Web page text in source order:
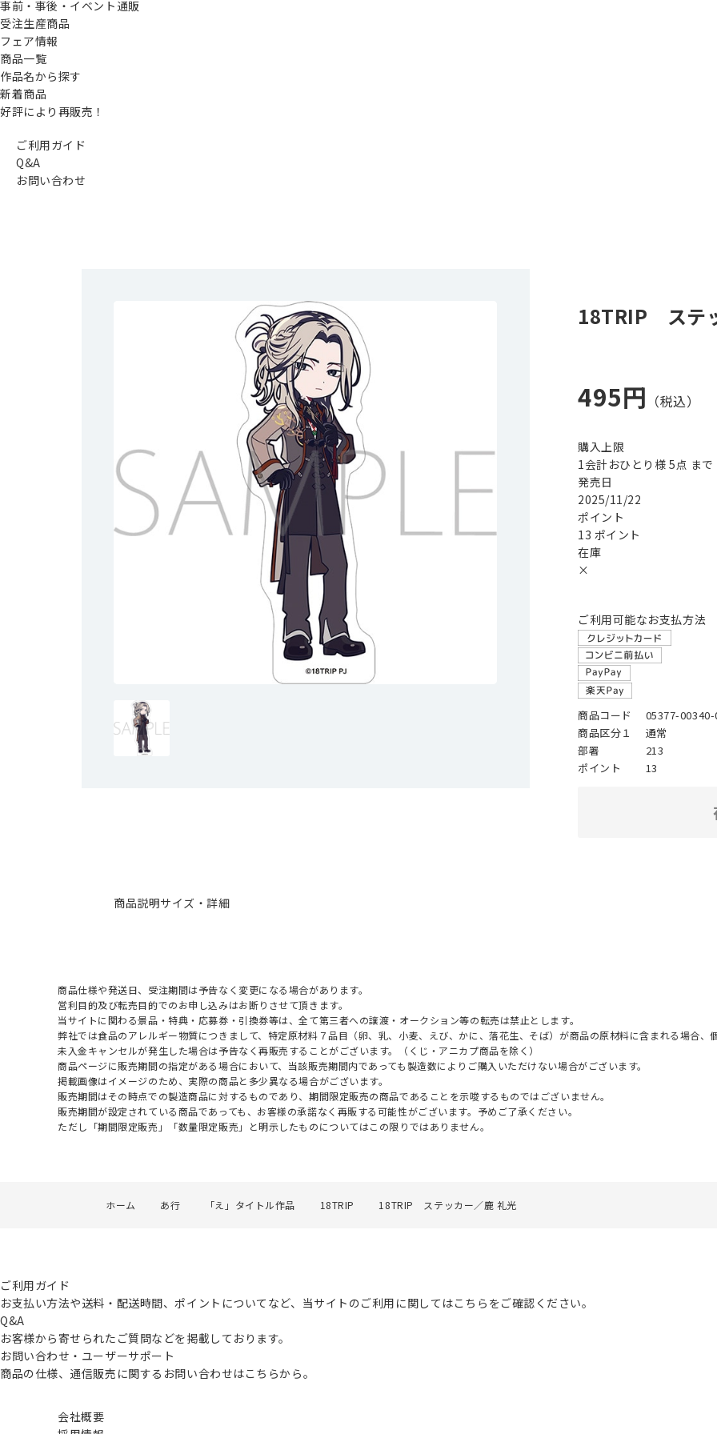
事前・事後・イベント通販
受注生産商品
フェア情報
商品一覧
作品名から探す
新着商品
好評により再販売！
ご利用ガイド
Q&A
お問い合わせ
18TRIP ステ
495円
購入上限
1会計おひとり様 5点 まで
発売日
2025/11/22
ポイント
13 ポイント
在庫
×
ご利用可能なお支払方法
商品コード
05377-00340-
商品区分１
通常
部署
213
ポイント
13
商品説明サイズ・詳細
商品仕様や発送日、受注期間は予告なく変更になる場合があります。
営利目的及び転売目的でのお申し込みはお断りさせて頂きます。
当サイトに関わる景品・特典・応募券・引換券等は、全て第三者への譲渡・オークション等の転売は禁止とします。
弊社では食品のアレルギー物質につきまして、特定原材料７品目（卵、乳、小麦、えび、かに、落花生、そば）が商品の原材料に含まれる場合、
未入金キャンセルが発生した場合は予告なく再販売することがございます。（くじ・アニカプ商品を除く）
商品ページに販売期間の指定がある場合において、当該販売期間内であっても製造数によりご購入いただけない場合がございます。
掲載画像はイメージのため、実際の商品と多少異なる場合がございます。
販売期間はその時点での製造商品に対するものであり、期間限定販売の商品であることを示唆するものではございません。
販売期間が設定されている商品であっても、お客様の承諾なく再販する可能性がございます。予めご了承ください。
ただし「期間限定販売」「数量限定販売」と明示したものについてはこの限りではありません。
ホーム あ行 「え」タイトル作品 18TRIP 18TRIP ステッカー／鹿 礼光
ご利用ガイド
お支払い方法や送料・配送時間、ポイントについてなど、当サイトのご利用に関してはこちらをご確認ください。
Q&A
お客様から寄せられたご質問などを掲載しております。
お問い合わせ・ユーザーサポート
商品の仕様、通信販売に関するお問い合わせはこちらから。
会社概要